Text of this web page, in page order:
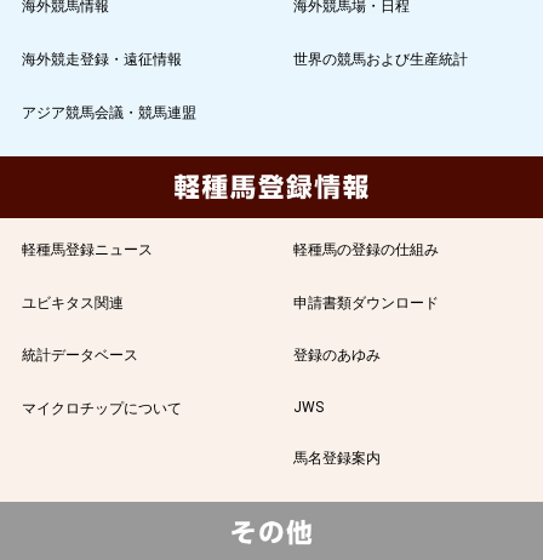
海外競馬情報 海外競馬場・日程
海外競走登録・遠征情報 世界の競馬および生産統計
アジア競馬会議・競馬連盟
軽種馬登録ニュース 軽種馬の登録の仕組み
ユビキタス関連 申請書類ダウンロード
統計データベース 登録のあゆみ
マイクロチップについて JWS
馬名登録案内